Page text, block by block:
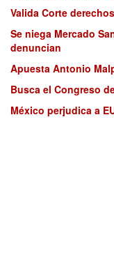
Valida Corte
Se niega Mercado
denuncian
Apuesta Antonio
Busca el Congreso
México perjudica a